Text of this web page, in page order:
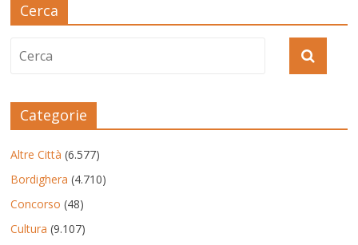
Cerca
Categorie
Altre Città (6.577)
Bordighera (4.710)
Concorso (48)
Cultura (9.107)